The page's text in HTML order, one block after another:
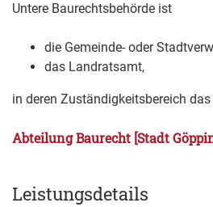
Untere Baurechtsbehörde ist
die Gemeinde- oder
das Landratsamt,
in deren Zuständigkeitsbereich
Abteilung Baurecht [Stadt
Leistungsdetails